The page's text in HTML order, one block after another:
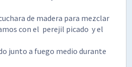
de madera para mezclar
con el perejil picado y el
junto a fuego medio durante